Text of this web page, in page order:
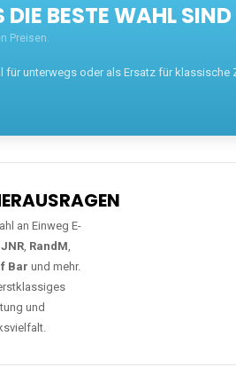
BESTE WAHL SIND
Preisen.
unterwegs oder als Ersatz für
an Einweg E-
JNR, RandM,
Bar und mehr.
und